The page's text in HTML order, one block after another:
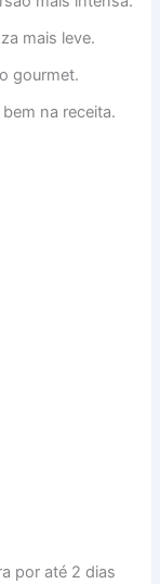
mais leve.
gourmet.
na receita.
por até 2 dias